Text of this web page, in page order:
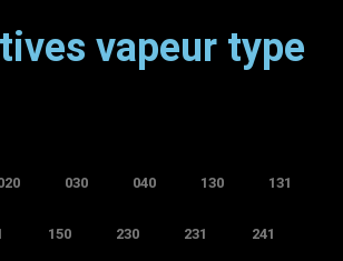
vapeur type
030 040 130 131
150 230 231 241